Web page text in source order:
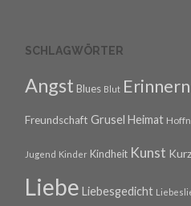
SCHLAGWÖRTER
Angst Blues Blut Erinnern
Freundschaft Grusel Heimat
Jugend Kinder Kindheit Kunst
Liebe Liebesgedicht